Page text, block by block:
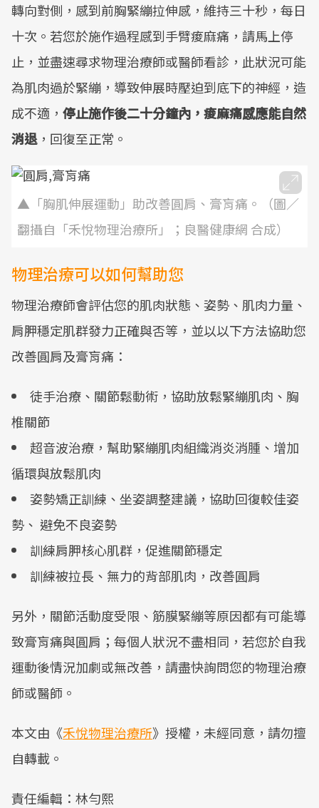
轉向對側，感到前胸緊繃拉伸感，維持三十秒，每日
十次。若您於施作過程感到手臂痠麻痛，請馬上停
止，並盡速尋求物理治療師或醫師看診，此狀況可能
為肌肉過於緊繃，導致伸展時壓迫到底下的神經，造
成不適， 停止施作後二十分鐘內，痠麻痛感應能自然
消退，回復至正常。
▲「胸肌伸展運動」助改善圓肩、膏肓痛。（圖／
翻攝自「禾悅物理治療所」；良醫健康網 合成）
物理治療可以如何幫助您
物理治療師會評估您的肌肉狀態、姿勢、肌肉力量、
肩胛穩定肌群發力正確與否等，並以以下方法協助您
改善圓肩及膏肓痛：
徒手治療、關節鬆動術，協助放鬆緊繃肌肉、胸
椎關節
超音波治療，幫助緊繃肌肉組織消炎消腫、增加
循環與放鬆肌肉
姿勢矯正訓練、坐姿調整建議，協助回復較佳姿
勢、 避免不良姿勢
訓練肩胛核心肌群，促進關節穩定
訓練被拉長、無力的背部肌肉，改善圓肩
另外，關節活動度受限、筋膜緊繃等原因都有可能導
致膏肓痛與圓肩；每個人狀況不盡相同，若您於自我
運動後情況加劇或無改善，請盡快詢問您的物理治療
師或醫師。
本文由《禾悅物理治療所》授權，未經同意，請勿擅
自轉載。
責任編輯：林勻熙